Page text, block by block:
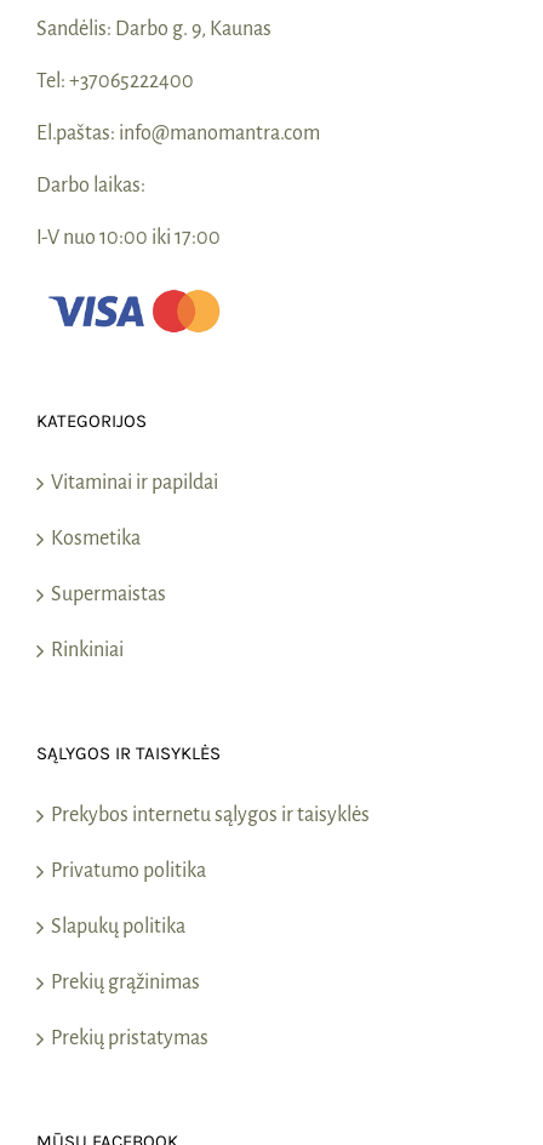
Sandėlis: Darbo g. 9, Kaunas
Tel: +37065222400
El.paštas: info@manomantra.com
Darbo laikas:
I-V nuo 10:00 iki 17:00
KATEGORIJOS
Vitaminai ir papildai
Kosmetika
Supermaistas
Rinkiniai
SĄLYGOS IR TAISYKLĖS
Prekybos internetu sąlygos ir taisyklės
Privatumo politika
Slapukų politika
Prekių grąžinimas
Prekių pristatymas